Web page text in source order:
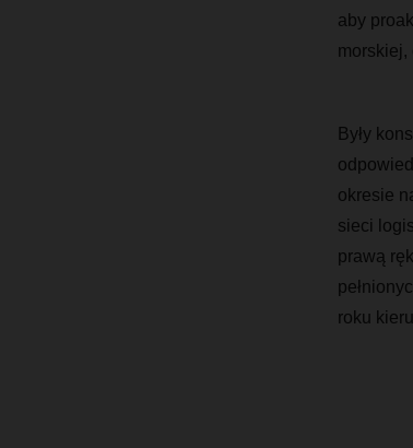
aby
morskiej,
Były
okresie
sieci
prawą
roku